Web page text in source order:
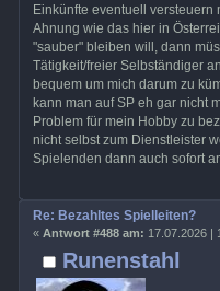
Einkünfte eventuell versteuern
Ahnung wie das hier in
"sauber" bleiben will, dann
Tätigkeit/freier Selbständiger
bequem um mich darum zu
kann man auf SP eh gar nicht
Problem für mein Hobby zu
nicht selbst zum Dienstleister
Spielenden dann auch sofort
Runenstahl
Re: Bezahltes Spielleiten?
« Antwort #488 am: 17.07.2026 |